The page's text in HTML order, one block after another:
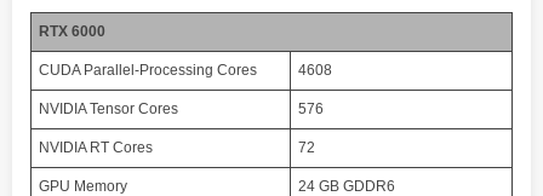
RTX 6000
CUDA Parallel-Processing Cores 4608
NVIDIA Tensor Cores 576
NVIDIA RT Cores 72
GPU Memory 24 GB GDDR6